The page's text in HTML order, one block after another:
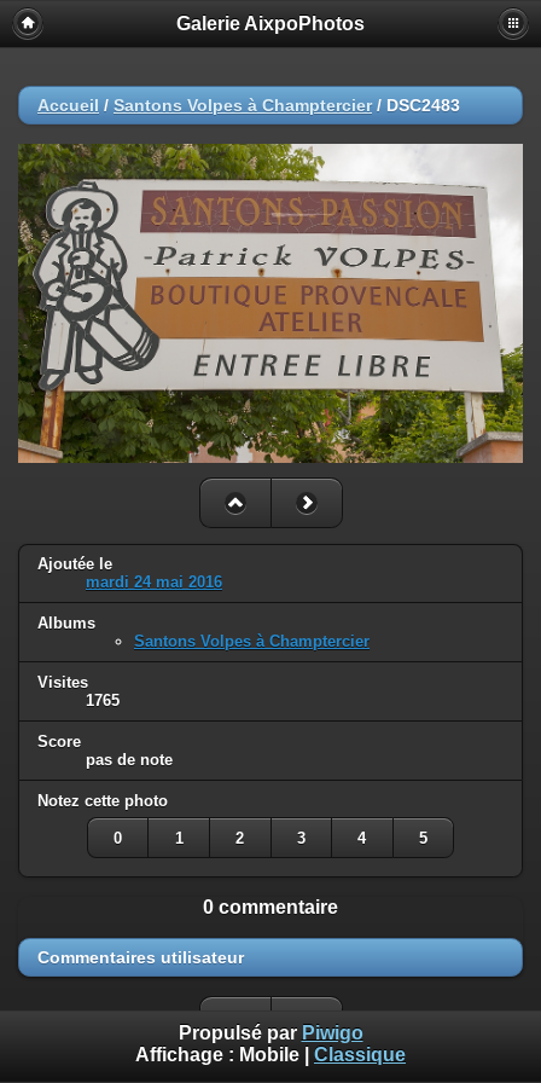
Galerie AixpoPhotos
Accueil / Santons Volpes à Champtercier/ DSC2483
Ajoutée le
mardi 24 mai 2016
Albums
Santons Volpes à Champtercier
Visites
1765
Score
pas de note
Notez cette photo
0 1 2 3 4 5
0 commentaire
Commentaires utilisateur
Propulsé par Piwigo
Affichage : Mobile Classique